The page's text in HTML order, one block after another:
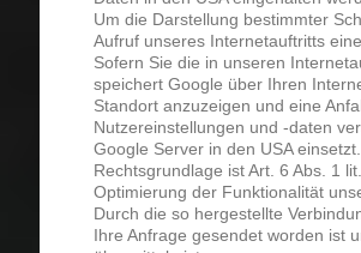
Um die Darstellung bestimmter
Aufruf unseres Internetauftritts
Sofern Sie die in unseren
speichert Google über Ihren
Standort anzuzeigen und eine
Nutzereinstellungen und -daten
Google Server in den USA einsetzt.
Rechtsgrundlage ist Art. 6 Abs. 1
Optimierung der Funktionalität
Durch die so hergestellte
Ihre Anfrage gesendet worden ist